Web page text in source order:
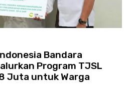
Bandara
Program TJSL
Juta untuk Warga